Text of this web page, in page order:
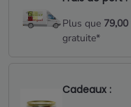
Plus que 79,00
gratuite*
Cadeaux :